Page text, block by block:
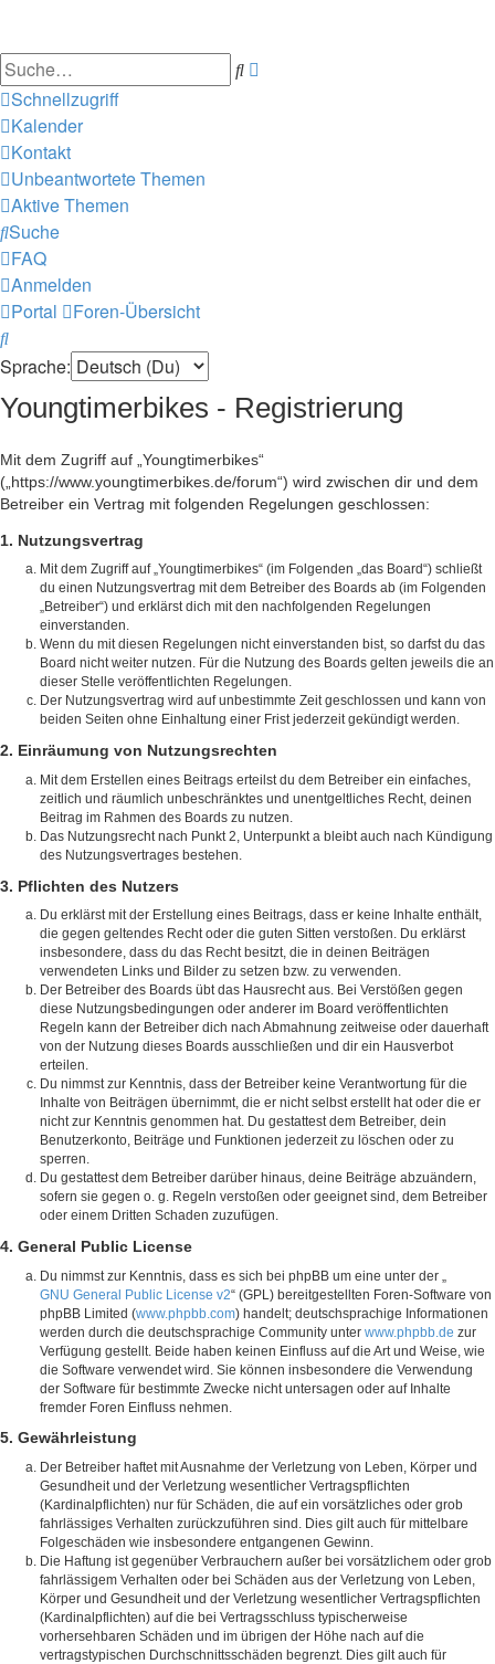
Suche
Schnellzugriff
Kalender
Kontakt
Unbeantwortete Themen
Aktive Themen
Suche
FAQ
Anmelden
Portal
Foren-Übersicht
Suche
Sprache:
Youngtimerbikes - Registrierung
Mit dem Zugriff auf „Youngtimerbikes“
(„https://www.youngtimerbikes.de/forum“) wird zwischen dir und dem
Betreiber ein Vertrag mit folgenden Regelungen geschlossen:
1. Nutzungsvertrag
Mit dem Zugriff auf „Youngtimerbikes“ (im Folgenden „das Board“) schließt
du einen Nutzungsvertrag mit dem Betreiber des Boards ab (im Folgenden
„Betreiber“) und erklärst dich mit den nachfolgenden Regelungen
einverstanden.
Wenn du mit diesen Regelungen nicht einverstanden bist, so darfst du das
Board nicht weiter nutzen. Für die Nutzung des Boards gelten jeweils die an
dieser Stelle veröffentlichten Regelungen.
Der Nutzungsvertrag wird auf unbestimmte Zeit geschlossen und kann von
beiden Seiten ohne Einhaltung einer Frist jederzeit gekündigt werden.
2. Einräumung von Nutzungsrechten
Mit dem Erstellen eines Beitrags erteilst du dem Betreiber ein einfaches,
zeitlich und räumlich unbeschränktes und unentgeltliches Recht, deinen
Beitrag im Rahmen des Boards zu nutzen.
Das Nutzungsrecht nach Punkt 2, Unterpunkt a bleibt auch nach Kündigung
des Nutzungsvertrages bestehen.
3. Pflichten des Nutzers
Du erklärst mit der Erstellung eines Beitrags, dass er keine Inhalte enthält,
die gegen geltendes Recht oder die guten Sitten verstoßen. Du erklärst
insbesondere, dass du das Recht besitzt, die in deinen Beiträgen
verwendeten Links und Bilder zu setzen bzw. zu verwenden.
Der Betreiber des Boards übt das Hausrecht aus. Bei Verstößen gegen
diese Nutzungsbedingungen oder anderer im Board veröffentlichten
Regeln kann der Betreiber dich nach Abmahnung zeitweise oder dauerhaft
von der Nutzung dieses Boards ausschließen und dir ein Hausverbot
erteilen.
Du nimmst zur Kenntnis, dass der Betreiber keine Verantwortung für die
Inhalte von Beiträgen übernimmt, die er nicht selbst erstellt hat oder die er
nicht zur Kenntnis genommen hat. Du gestattest dem Betreiber, dein
Benutzerkonto, Beiträge und Funktionen jederzeit zu löschen oder zu
sperren.
Du gestattest dem Betreiber darüber hinaus, deine Beiträge abzuändern,
sofern sie gegen o. g. Regeln verstoßen oder geeignet sind, dem Betreiber
oder einem Dritten Schaden zuzufügen.
4. General Public License
Du nimmst zur Kenntnis, dass es sich bei phpBB um eine unter der „
GNU General Public License v2“ (GPL) bereitgestellten Foren-Software von
phpBB Limited (www.phpbb.com) handelt; deutschsprachige Informationen
werden durch die deutschsprachige Community unter www.phpbb.de zur
Verfügung gestellt. Beide haben keinen Einfluss auf die Art und Weise, wie
die Software verwendet wird. Sie können insbesondere die Verwendung
der Software für bestimmte Zwecke nicht untersagen oder auf Inhalte
fremder Foren Einfluss nehmen.
5. Gewährleistung
Der Betreiber haftet mit Ausnahme der Verletzung von Leben, Körper und
Gesundheit und der Verletzung wesentlicher Vertragspflichten
(Kardinalpflichten) nur für Schäden, die auf ein vorsätzliches oder grob
fahrlässiges Verhalten zurückzuführen sind. Dies gilt auch für mittelbare
Folgeschäden wie insbesondere entgangenen Gewinn.
Die Haftung ist gegenüber Verbrauchern außer bei vorsätzlichem oder grob
fahrlässigem Verhalten oder bei Schäden aus der Verletzung von Leben,
Körper und Gesundheit und der Verletzung wesentlicher Vertragspflichten
(Kardinalpflichten) auf die bei Vertragsschluss typischerweise
vorhersehbaren Schäden und im übrigen der Höhe nach auf die
vertragstypischen Durchschnittsschäden begrenzt. Dies gilt auch für